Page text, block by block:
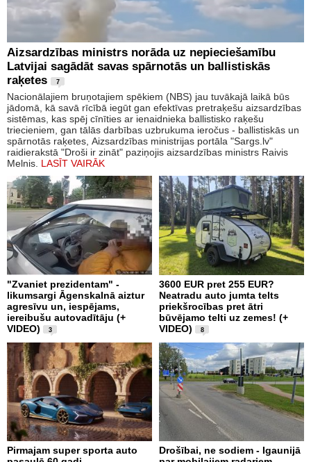
Aizsardzības ministrs norāda uz nepieciešamību
Latvijai sagādāt savas spārnotās un ballistiskās
raķetes
7
Nacionālajiem bruņotajiem spēkiem (NBS) jau tuvākajā laikā būs
jādomā, kā savā rīcībā iegūt gan efektīvas pretraķešu aizsardzības
sistēmas, kas spēj cīnīties ar ienaidnieka ballistisko raķešu
triecieniem, gan tālās darbības uzbrukuma ieročus - ballistiskās un
spārnotās raķetes, Aizsardzības ministrijas portāla "Sargs.lv"
raidierakstā "Droši ir zināt" paziņojis aizsardzības ministrs Raivis
Melnis. LASĪT VAIRĀK
"Zvaniet prezidentam" -
likumsargi Āgenskalnā aiztur
agresīvu un, iespējams,
iereibušu autovadītāju (+
VIDEO)
3
3600 EUR pret 255 EUR?
Neatradu auto jumta telts
priekšrocības pret ātri
būvējamo telti uz zemes! (+
VIDEO)
8
Pirmajam super sporta auto
Drošībai, ne sodiem - Igaunijā